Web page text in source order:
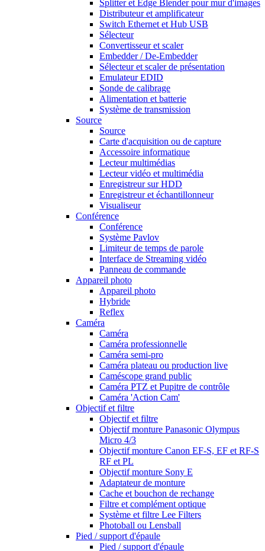
Splitter et Edge Blender pour mur d'images
Distributeur et amplificateur
Switch Ethernet et Hub USB
Sélecteur
Convertisseur et scaler
Embedder / De-Embedder
Sélecteur et scaler de présentation
Emulateur EDID
Sonde de calibrage
Alimentation et batterie
Système de transmission
Source
Source
Carte d'acquisition ou de capture
Accessoire informatique
Lecteur multimédias
Lecteur vidéo et multimédia
Enregistreur sur HDD
Enregistreur et échantillonneur
Visualiseur
Conférence
Conférence
Système Pavlov
Limiteur de temps de parole
Interface de Streaming vidéo
Panneau de commande
Appareil photo
Appareil photo
Hybride
Reflex
Caméra
Caméra
Caméra professionnelle
Caméra semi-pro
Caméra plateau ou production live
Caméscope grand public
Caméra PTZ et Pupitre de contrôle
Caméra 'Action Cam'
Objectif et filtre
Objectif et filtre
Objectif monture Panasonic Olympus
Micro 4/3
Objectif monture Canon EF-S, EF et RF-S
RF et PL
Objectif monture Sony E
Adaptateur de monture
Cache et bouchon de rechange
Filtre et complément optique
Système et filtre Lee Filters
Photoball ou Lensball
Pied / support d'épaule
Pied / support d'épaule